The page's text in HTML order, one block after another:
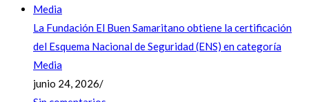
La Fundación El Buen Samaritano obtiene la certificación
del Esquema Nacional de Seguridad (ENS) en categoría
Media
junio 24, 2026/